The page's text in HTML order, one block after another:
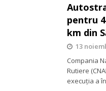
pentru
km din
13
Compania
Rutiere
execuția a